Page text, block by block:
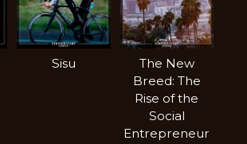
Sisu
The New
Breed: The
Rise of the
Social
Entrepreneur